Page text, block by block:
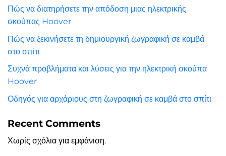
Πώς να διατηρήσετε την απόδοση μιας ηλεκτρικής
σκούπας Hoover
Πώς να ξεκινήσετε τη δημιουργική ζωγραφική σε καμβά
στο σπίτι
Συχνά προβλήματα και λύσεις για την ηλεκτρική σκούπα
Hoover
Οδηγός για αρχάριους στη ζωγραφική σε καμβά στο σπίτι
Recent Comments
Χωρίς σχόλια για εμφάνιση.